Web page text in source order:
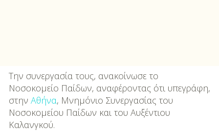
Την συνεργασία τους, ανακοίνωσε το
Νοσοκομείο Παίδων, αναφέροντας ότι υπεγράφη,
στην Αθήνα, Μνημόνιο Συνεργασίας του
Νοσοκομείου Παίδων και του Αυξέντιου
Καλανγκού.